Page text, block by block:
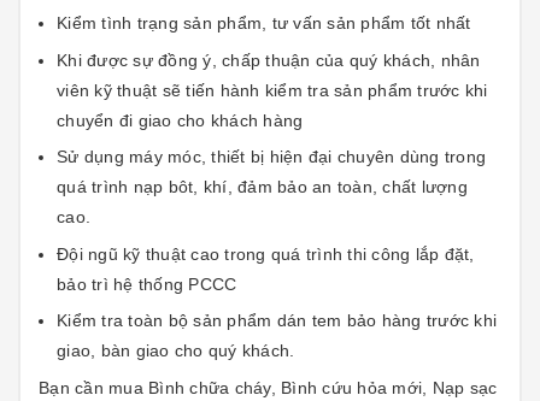
Kiểm tình trạng sản phẩm, tư vấn sản phẩm tốt nhất
Khi được sự đồng ý, chấp thuận của quý khách, nhân
viên kỹ thuật sẽ tiến hành kiểm tra sản phẩm trước khi
chuyển đi giao cho khách hàng
Sử dụng máy móc, thiết bị hiện đại chuyên dùng trong
quá trình nạp bôt, khí, đảm bảo an toàn, chất lượng
cao.
Đội ngũ kỹ thuật cao trong quá trình thi công lắp đặt,
bảo trì hệ thống PCCC
Kiểm tra toàn bộ sản phẩm dán tem bảo hàng trước khi
giao, bàn giao cho quý khách.
Bạn cần mua Bình chữa cháy, Bình cứu hỏa mới, Nạp sạc